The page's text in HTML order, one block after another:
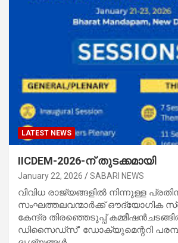
LATEST NEWS
IICDEM-2026-ന് തുടക്കമായി
January 22, 2026 SABARI NEWS
വിവിധ രാജ്യങ്ങളിൽ നിന്നുള്ള
സംഘത്തലവന്മാർക്ക് ഔദ്യോഗിക
കേന്ദ്ര തിരഞ്ഞെടുപ്പ്
ഡിസൈഡ്സ്” ഡോക്യുമെന്ററി